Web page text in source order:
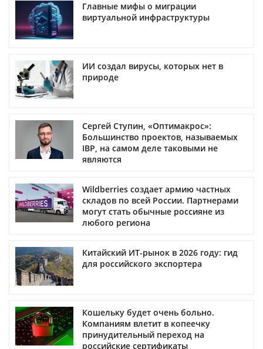
Главные мифы о миграции
виртуальной инфраструктуры
ИИ создал вирусы, которых нет в
природе
Сергей Ступин, «Оптимакрос»:
Большинство проектов, называемых
IBP, на самом деле таковыми не
являются
Wildberries создает армию частных
складов по всей России. Партнерами
могут стать обычные россияне из
любого региона
Китайский ИТ-рынок в 2026 году: гид
для российского экспортера
Кошельку будет очень больно.
Компаниям влетит в копеечку
принудительный переход на
российские сертификаты